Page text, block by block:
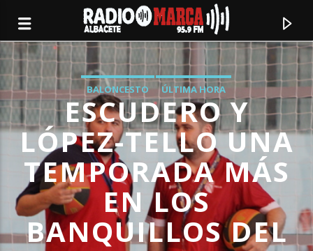
BALONCESTO ÚLTIMA HORA
ESCUDERO Y
LÓPEZ-TELLO UNA
TEMPORADA MÁS
EN LOS
BANQUILLOS DEL